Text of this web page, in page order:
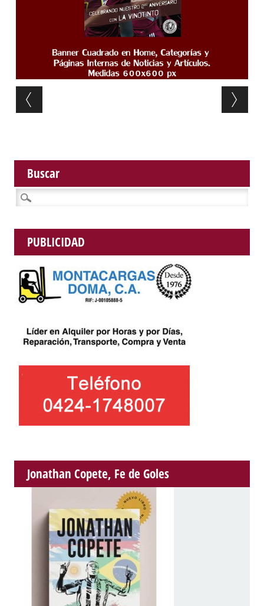
Post navigation
Buscar
Buscar:
PUBLICIDAD
Jonathan Copete, Fe de Goles